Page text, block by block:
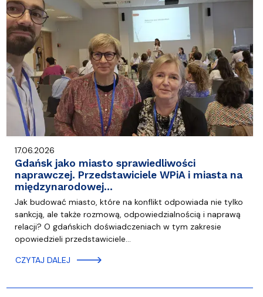
17.06.2026
Gdańsk jako miasto sprawiedliwości
naprawczej. Przedstawiciele WPiA i miasta na
międzynarodowej…
Jak budować miasto, które na konflikt odpowiada nie tylko
sankcją, ale także rozmową, odpowiedzialnością i naprawą
relacji? O gdańskich doświadczeniach w tym zakresie
opowiedzieli przedstawiciele…
CZYTAJ DALEJ